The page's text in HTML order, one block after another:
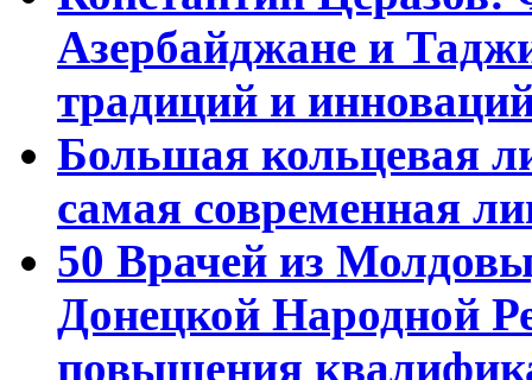
Азербайджане и
традиций и
Большая кольцевая
самая современная
50 Врачей из
Донецкой Народной
повышения